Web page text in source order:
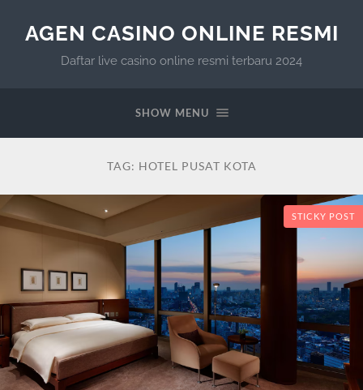
AGEN CASINO ONLINE RESMI
Daftar live casino online resmi terbaru 2024
SHOW MENU
TAG: HOTEL PUSAT KOTA
STICKY POST